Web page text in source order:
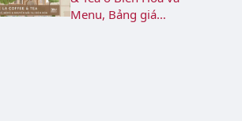
Menu, Bảng giá